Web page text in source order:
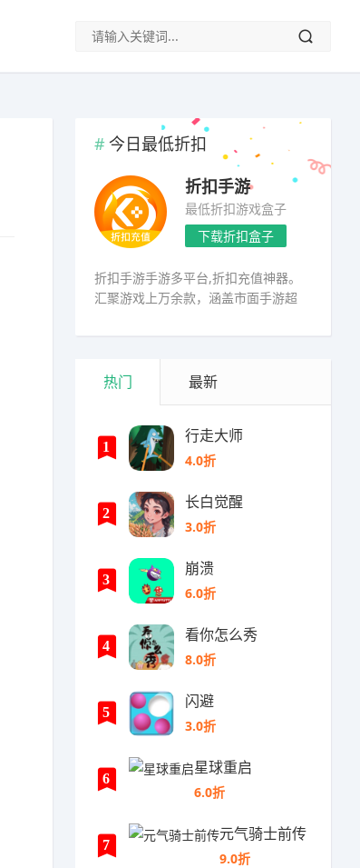
今日最低折扣
折扣手游
最低折扣游戏盒子
下载折扣盒子
折扣手游手游多平台,折扣充值神器。
汇聚游戏上万余款，涵盖市面手游超
热门 最新
1
行走大师
4.0折
2
长白觉醒
3.0折
3
崩溃
6.0折
4
看你怎么秀
8.0折
5
闪避
3.0折
6
星球重启
6.0折
7
元气骑士前传
9.0折